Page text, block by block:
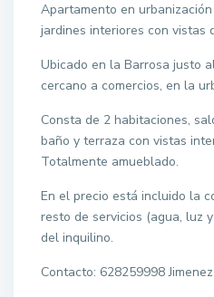
Apartamento en
jardines interiores con vistas
Ubicado en la Barrosa justo
cercano a comercios, en la
Consta de 2 habitaciones,
baño y terraza con vistas
Totalmente amueblado.
En el precio está incluido la
resto de servicios (agua, luz
del inquilino.
Contacto: 628259998 Jimenez